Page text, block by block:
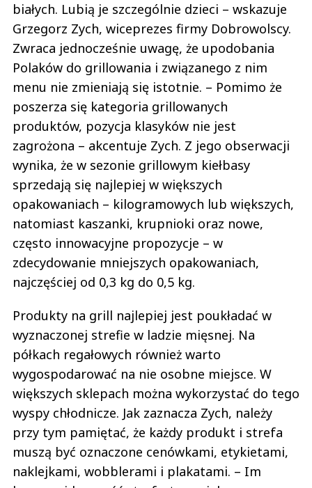
białych. Lubią je szczególnie dzieci – wskazuje
Grzegorz Zych, wiceprezes firmy Dobrowolscy.
Zwraca jednocześnie uwagę, że upodobania
Polaków do grillowania i związanego z nim
menu nie zmieniają się istotnie. – Pomimo że
poszerza się kategoria grillowanych
produktów, pozycja klasyków nie jest
zagrożona – akcentuje Zych. Z jego obserwacji
wynika, że w sezonie grillowym kiełbasy
sprzedają się najlepiej w większych
opakowaniach – kilogramowych lub większych,
natomiast kaszanki, krupnioki oraz nowe,
często innowacyjne propozycje – w
zdecydowanie mniejszych opakowaniach,
najczęściej od 0,3 kg do 0,5 kg.
Produkty na grill najlepiej jest poukładać w
wyznaczonej strefie w ladzie mięsnej. Na
półkach regałowych również warto
wygospodarować na nie osobne miejsce. W
większych sklepach można wykorzystać do tego
wyspy chłodnicze. Jak zaznacza Zych, należy
przy tym pamiętać, że każdy produkt i strefa
muszą być oznaczone cenówkami, etykietami,
naklejkami, wobblerami i plakatami. – Im